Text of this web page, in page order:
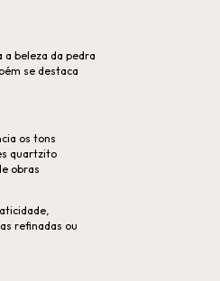
beleza da pedra
se destaca
os tons
quartzito
obras
refinadas ou